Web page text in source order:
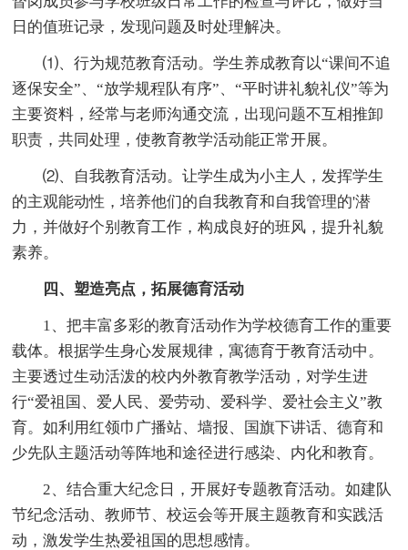
日的值班记录，发现问题及时处理解决。
⑴、行为规范教育活动。学生养成教育以“课间不追
逐保安全”、“放学规程队有序”、“平时讲礼貌礼仪”等为
主要资料，经常与老师沟通交流，出现问题不互相推卸
职责，共同处理，使教育教学活动能正常开展。
⑵、自我教育活动。让学生成为小主人，发挥学生
的主观能动性，培养他们的自我教育和自我管理的'潜
力，并做好个别教育工作，构成良好的班风，提升礼貌
素养。
四、塑造亮点，拓展德育活动
1、把丰富多彩的教育活动作为学校德育工作的重要
载体。根据学生身心发展规律，寓德育于教育活动中。
主要透过生动活泼的校内外教育教学活动，对学生进
行“爱祖国、爱人民、爱劳动、爱科学、爱社会主义”教
育。如利用红领巾广播站、墙报、国旗下讲话、德育和
少先队主题活动等阵地和途径进行感染、内化和教育。
2、结合重大纪念日，开展好专题教育活动。如建队
节纪念活动、教师节、校运会等开展主题教育和实践活
动，激发学生热爱祖国的思想感情。